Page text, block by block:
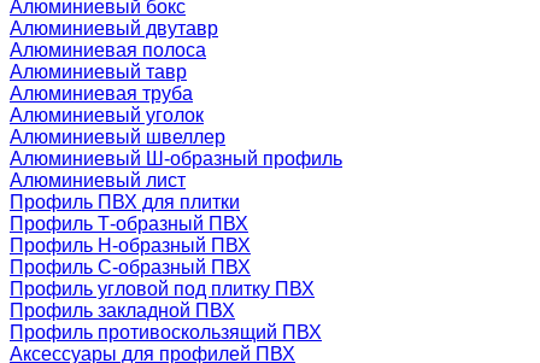
Алюминиевый бокс
Алюминиевый двутавр
Алюминиевая полоса
Алюминиевый тавр
Алюминиевая труба
Алюминиевый уголок
Алюминиевый швеллер
Алюминиевый Ш-образный профиль
Алюминиевый лист
Профиль ПВХ для плитки
Профиль Т-образный ПВХ
Профиль H-образный ПВХ
Профиль C-образный ПВХ
Профиль угловой под плитку ПВХ
Профиль закладной ПВХ
Профиль противоскользящий ПВХ
Аксессуары для профилей ПВХ